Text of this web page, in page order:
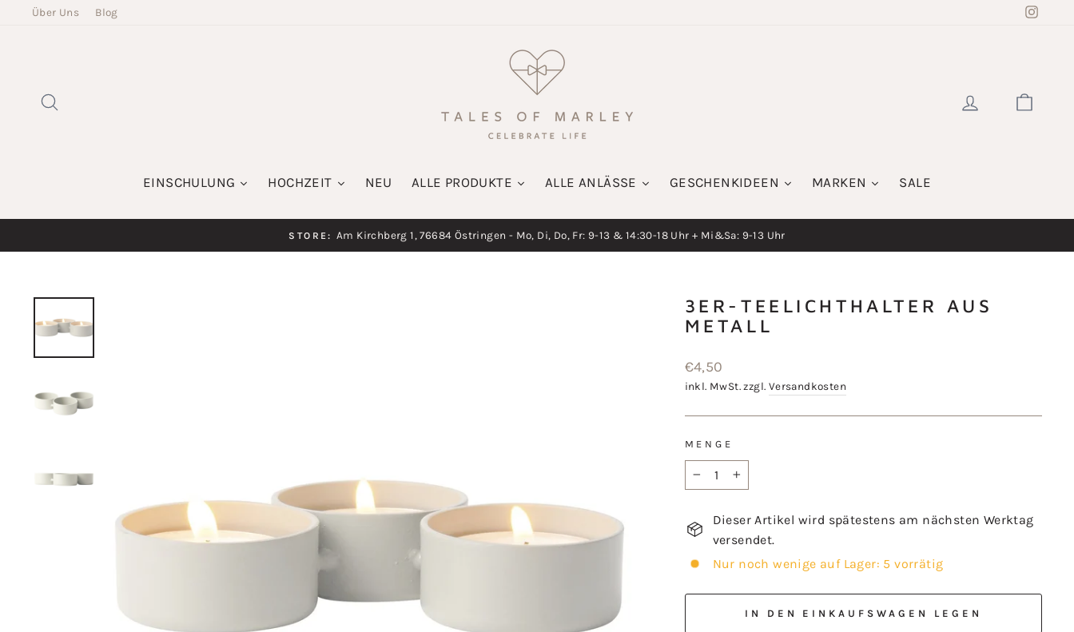
DirektÜber Uns Blog
EINSCHULUNG HOCHZEIT NEU ALLE PRODUKTE ALLE ANLÄSSE GESCHENKIDEEN MARKEN SALE
STORE: Am Kirchberg 1, 76684 Östringen - Mo, Di, Do, Fr: 9-13 & 14:30-18 Uhr + Mi&Sa: 9-13 Uhr
3ER-TEELICHTHALTER AUS
METALL
Normaler
Preis
€4,50
inkl. MwSt. zzgl. Versandkosten
MENGE
Dieser Artikel wird spätestens am nächsten Werktag
versendet.
Nur noch wenige auf Lager: 5 vorrätig
IN DEN EINKAUFSWAGEN LEGEN